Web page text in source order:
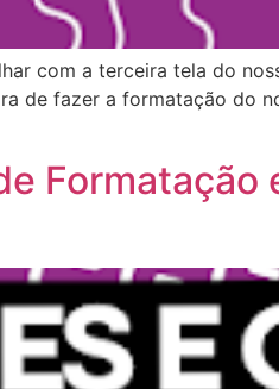
com a terceira tela do
de fazer a formatação do
Formatação